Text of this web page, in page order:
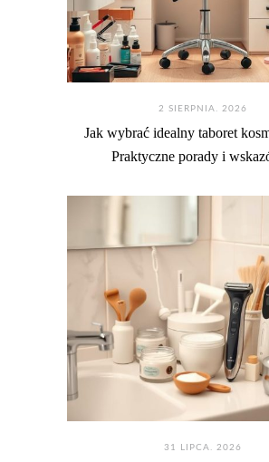
2 SIERPNIA. 2026
Jak wybrać idealny taboret
Praktyczne porady i
31 LIPCA. 2026